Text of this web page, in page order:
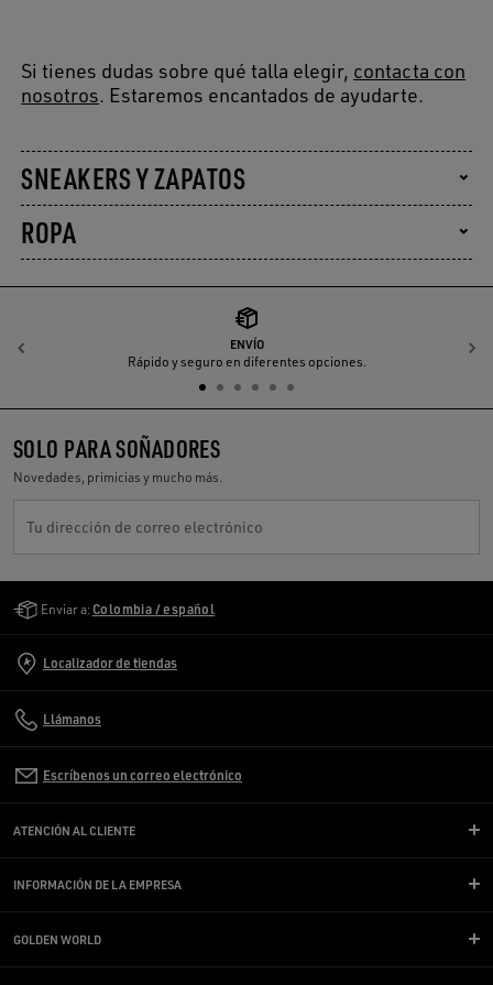
Si tienes dudas sobre qué talla elegir, contacta con
nosotros. Estaremos encantados de ayudarte.
SNEAKERS Y ZAPATOS
ROPA
ENVÍO
Rápido y seguro en diferentes opciones.
Anterior
SOLO PARA SOÑADORES
Novedades, primicias y mucho más.
Tu dirección de correo electrónico
Enviar a: Colombia / español
Localizador de tiendas
Llámanos
Escríbenos un correo electrónico
ATENCIÓN AL CLIENTE
INFORMACIÓN DE LA EMPRESA
GOLDEN WORLD